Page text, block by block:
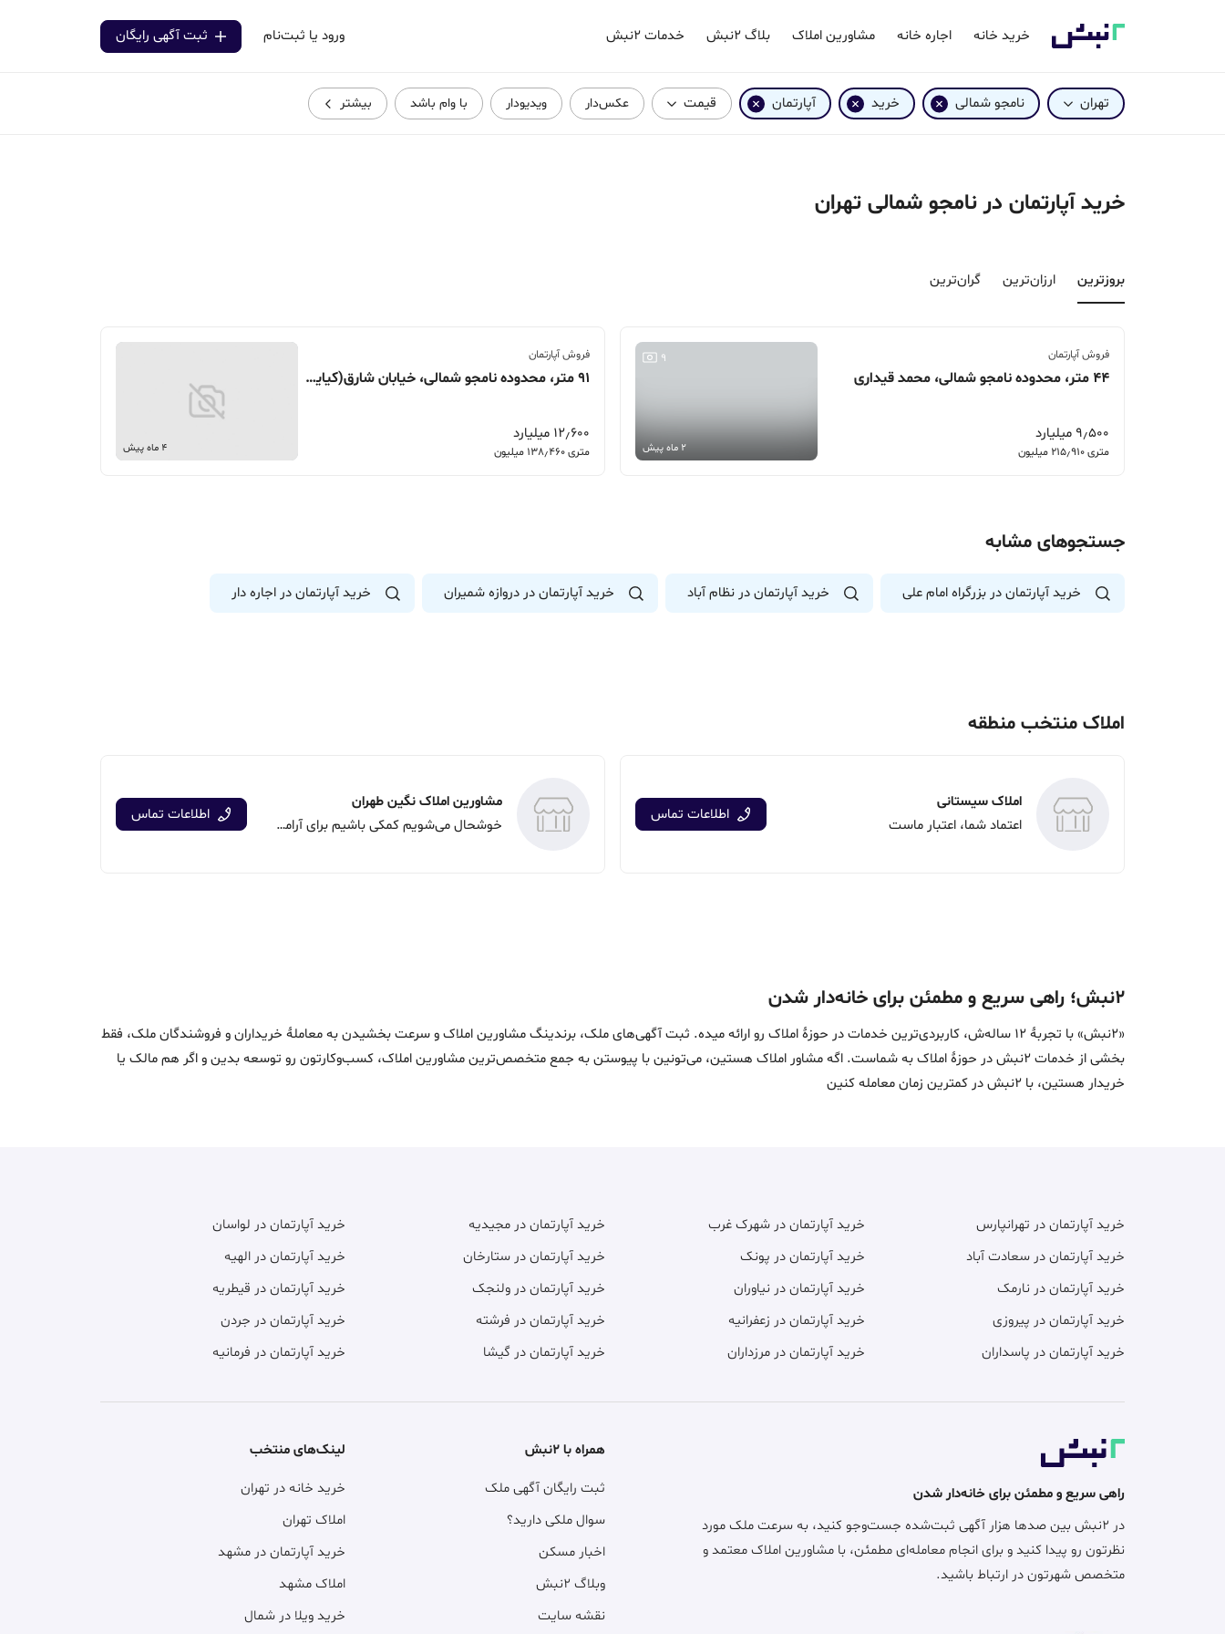
خرید خانه اجاره خانه مشاورین املاک بلاگ ۲نبش خدمات ۲نبش ورود یا ثبت‌نام ثبت آگهی رایگان
تهران نامجو شمالی خرید آپارتمان قیمت عکس‌دار ویدیودار با وام باشد بیشتر
خرید آپارتمان در نامجو شمالی تهران
بروزترین‌ ارزان‌ترین گران‌ترین
فروش آپارتمان
44 متر، محدوده نامجو شمالی، محمد قیداری
9٫500 میلیارد
متری 215٫910 میلیون
9
2 ماه پیش
فروش آپارتمان
91 متر، محدوده نامجو شمالی، خیابان شارق(کیایی)
12٫600 میلیارد
متری 138٫460 میلیون 4 ماه پیش
جستجوهای مشابه
خرید آپارتمان در بزرگراه امام علی خرید آپارتمان در نظام آباد خرید آپارتمان در دروازه شمیران خرید آپارتمان در اجاره دار
املاک منتخب منطقه
املاک سیستانی
اعتماد شما، اعتبار ماست
اطلاعات تماس
مشاورین املاک نگین طهران
خوشحال می‌شویم کمکی باشیم برای آرامش شما
اطلاعات تماس
۲نبش؛ راهی سریع و مطمئن برای خانه‌دار شدن
«2نبش» با تجربۀ 12 ساله‌ش، کاربردی‌ترین خدمات در حوزۀ املاک رو ارائه میده. ثبت آگهی‌های ملک، برندینگ مشاورین املاک و سرعت بخشیدن به معاملۀ خریداران و فروشندگان ملک، فقط
بخشی از خدمات 2نبش در حوزۀ املاک به شماست. اگه مشاور املاک هستین، می‌تونین با پیوستن به جمع متخصص‌ترین مشاورین املاک، کسب‌وکارتون رو توسعه بدین و اگر هم مالک یا
خریدار هستین، با 2نبش در کمترین زمان معامله‌ کنین
خرید آپارتمان در تهرانپارس
خرید آپارتمان در سعادت آباد
خرید آپارتمان در نارمک
خرید آپارتمان در پیروزی
خرید آپارتمان در پاسداران
خرید آپارتمان در شهرک غرب
خرید آپارتمان در پونک
خرید آپارتمان در نیاوران
خرید آپارتمان در زعفرانیه
خرید آپارتمان در مرزداران
خرید آپارتمان در مجیدیه
خرید آپارتمان در ستارخان
خرید آپارتمان در ولنجک
خرید آپارتمان در فرشته
خرید آپارتمان در گیشا
خرید آپارتمان در لواسان
خرید آپارتمان در الهیه
خرید آپارتمان در قیطریه
خرید آپارتمان در جردن
خرید آپارتمان در فرمانیه
راهی سریع و مطمئن برای خانه‌دار شدن
در ۲نبش بین صدها هزار آگهی ثبت‌شده جست‌وجو کنید، به سرعت ملک مورد
نظرتون رو پیدا کنید و برای انجام معامله‌ای مطمئن، با مشاورین املاک معتمد و
متخصص شهرتون در ارتباط باشید.
همراه با ۲نبش
ثبت رایگان آگهی ملک
سوال ملکی دارید؟
اخبار مسکن
وبلاگ ۲نبش
نقشه سایت
لینک‌های منتخب
خرید خانه در تهران
املاک تهران
خرید آپارتمان در مشهد
املاک مشهد
خرید ویلا در شمال